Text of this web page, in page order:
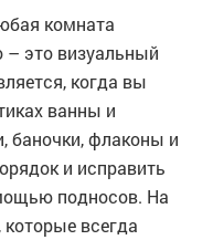
комната
– это визуальный
когда вы
ванны и
баночки, флаконы и
и исправить
подносов. На
всегда